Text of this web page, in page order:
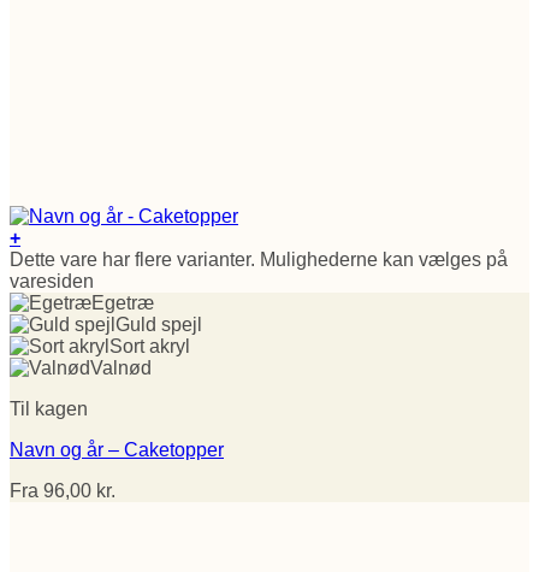
+
Dette vare har flere varianter. Mulighederne kan vælges på
varesiden
Egetræ
Guld spejl
Sort akryl
Valnød
Til kagen
Navn og år – Caketopper
Fra 96,00 kr.